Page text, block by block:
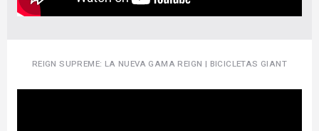
REIGN SUPREME: LA NUEVA GAMA REIGN | BICICLETAS GIANT